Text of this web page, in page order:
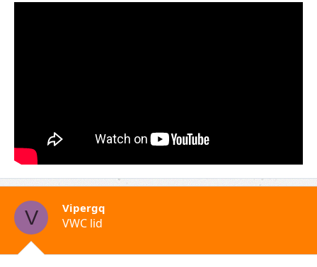
V Vipergq
VWC lid